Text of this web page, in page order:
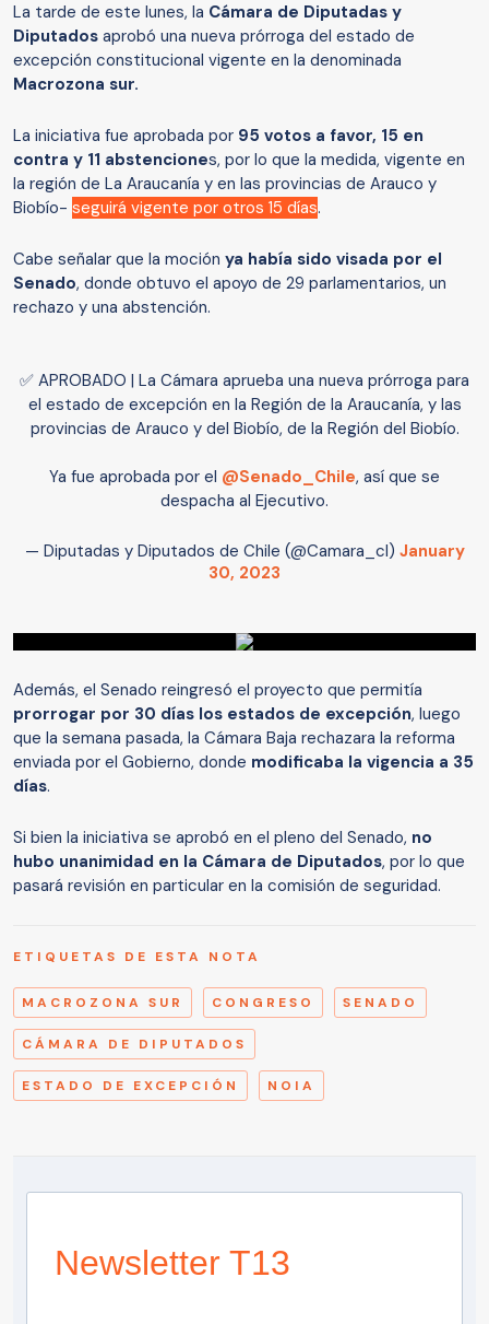
La tarde de este lunes, la Cámara de Diputadas y
Diputados aprobó una nueva prórroga del estado de
excepción constitucional vigente en la denominada
Macrozona sur.
La iniciativa fue aprobada por 95 votos a favor, 15 en
contra y 11 abstenciones, por lo que la medida, vigente en
la región de La Araucanía y en las provincias de Arauco y
Biobío- seguirá vigente por otros 15 días.
Cabe señalar que la moción ya había sido visada por el
Senado, donde obtuvo el apoyo de 29 parlamentarios, un
rechazo y una abstención.
✅ APROBADO | La Cámara aprueba una nueva prórroga para
el estado de excepción en la Región de la Araucanía, y las
provincias de Arauco y del Biobío, de la Región del Biobío.
Ya fue aprobada por el @Senado_Chile, así que se
despacha al Ejecutivo.
— Diputadas y Diputados de Chile (@Camara_cl) January
30, 2023
Además, el Senado reingresó el proyecto que permitía
prorrogar por 30 días los estados de excepción, luego
que la semana pasada, la Cámara Baja rechazara la reforma
enviada por el Gobierno, donde modificaba la vigencia a 35
días.
Si bien la iniciativa se aprobó en el pleno del Senado, no
hubo unanimidad en la Cámara de Diputados, por lo que
pasará revisión en particular en la comisión de seguridad.
ETIQUETAS DE ESTA NOTA
MACROZONA SUR CONGRESO SENADO
CÁMARA DE DIPUTADOS
ESTADO DE EXCEPCIÓN NOIA
Newsletter T13